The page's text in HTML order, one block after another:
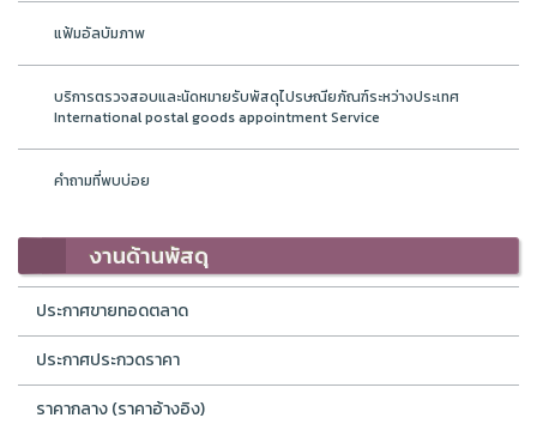
แฟ้มอัลบัมภาพ
บริการตรวจสอบและนัดหมายรับพัสดุไปรษณียภัณฑ์ระหว่างประเทศ
International postal goods appointment Service
คำถามที่พบบ่อย
งานด้านพัสดุ
ประกาศขายทอดตลาด
ประกาศประกวดราคา
ราคากลาง (ราคาอ้างอิง)